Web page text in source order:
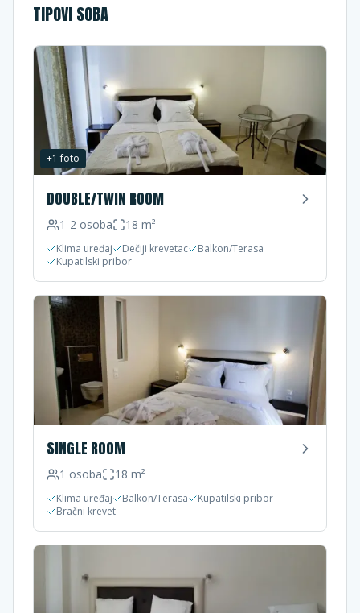
TIPOVI SOBA
+1 foto
DOUBLE/TWIN ROOM
1-2 osoba 18 m²
Klima uređaj Dečiji krevetac
Balkon/Terasa
Kupatilski pribor
SINGLE ROOM
1 osoba 18 m²
Klima uređaj Balkon/Terasa
Kupatilski pribor
Bračni krevet